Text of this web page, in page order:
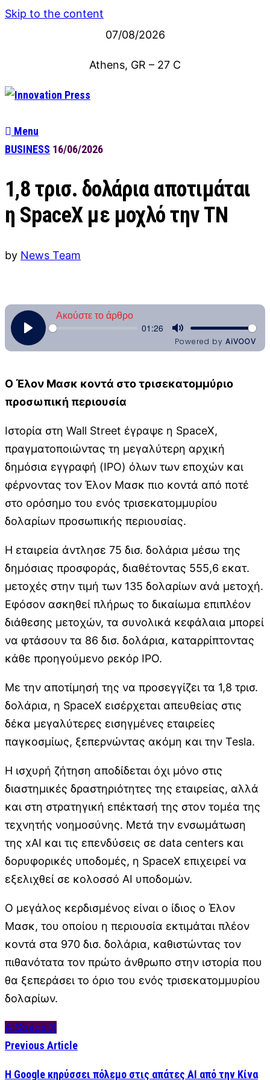
Skip to the content
07/08/2026
Athens, GR – 27 C
Menu
BUSINESS 16/06/2026
1,8 τρισ. δολάρια αποτιμάται
η SpaceX με μοχλό την ΤΝ
by News Team
Ο Έλον Μασκ κοντά στο τρισεκατομμύριο
προσωπική περιουσία
Ιστορία στη Wall Street έγραψε η SpaceX,
πραγματοποιώντας τη μεγαλύτερη αρχική
δημόσια εγγραφή (IPO) όλων των εποχών και
φέρνοντας τον Έλον Μασκ πιο κοντά από ποτέ
στο ορόσημο του ενός τρισεκατομμυρίου
δολαρίων προσωπικής περιουσίας.
Η εταιρεία άντλησε 75 δισ. δολάρια μέσω της
δημόσιας προσφοράς, διαθέτοντας 555,6 εκατ.
μετοχές στην τιμή των 135 δολαρίων ανά μετοχή.
Εφόσον ασκηθεί πλήρως το δικαίωμα επιπλέον
διάθεσης μετοχών, τα συνολικά κεφάλαια μπορεί
να φτάσουν τα 86 δισ. δολάρια, καταρρίπτοντας
κάθε προηγούμενο ρεκόρ IPO.
Με την αποτίμησή της να προσεγγίζει τα 1,8 τρισ.
δολάρια, η SpaceX εισέρχεται απευθείας στις
δέκα μεγαλύτερες εισηγμένες εταιρείες
παγκοσμίως, ξεπερνώντας ακόμη και την Tesla.
Η ισχυρή ζήτηση αποδίδεται όχι μόνο στις
διαστημικές δραστηριότητες της εταιρείας, αλλά
και στη στρατηγική επέκτασή της στον τομέα της
τεχνητής νοημοσύνης. Μετά την ενσωμάτωση
της xAI και τις επενδύσεις σε data centers και
δορυφορικές υποδομές, η SpaceX επιχειρεί να
εξελιχθεί σε κολοσσό AI υποδομών.
Ο μεγάλος κερδισμένος είναι ο ίδιος ο Έλον
Μασκ, του οποίου η περιουσία εκτιμάται πλέον
κοντά στα 970 δισ. δολάρια, καθιστώντας τον
πιθανότατα τον πρώτο άνθρωπο στην ιστορία που
θα ξεπεράσει το όριο του ενός τρισεκατομμυρίου
δολαρίων.
AISpace X
Previous Article
Η Google κηρύσσει πόλεμο στις απάτες AI από την Κίνα